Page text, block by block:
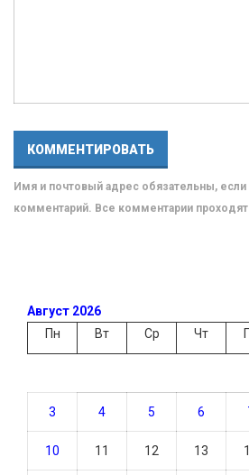
Имя и почтовый адрес обязательны, если
комментарий. Все комментарии
Август 2026
Пн
Вт Ср Чт
3 4 5 6
10 11 12 13